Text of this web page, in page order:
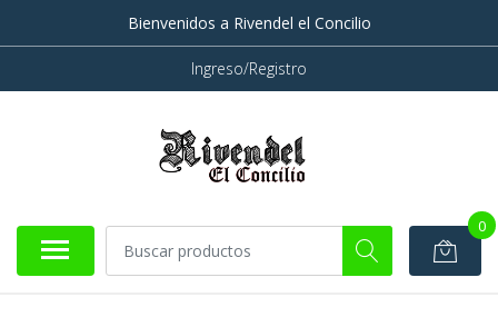
Bienvenidos a Rivendel el Concilio
Ingreso/Registro
0